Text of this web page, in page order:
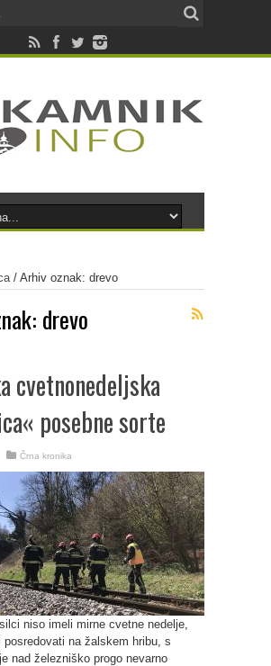
/ Arhiv oznak: drevo
drevo
cvetnonedeljska
posebne sorte
Črna kronika
niso imeli mirne cvetne nedelje,
posredovati na žalskem hribu, s
nad železniško progo nevarno